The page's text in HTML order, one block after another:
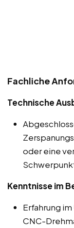
Fachliche
Technische
oder eine
Kenntnisse im
Erfahrung
CNC-